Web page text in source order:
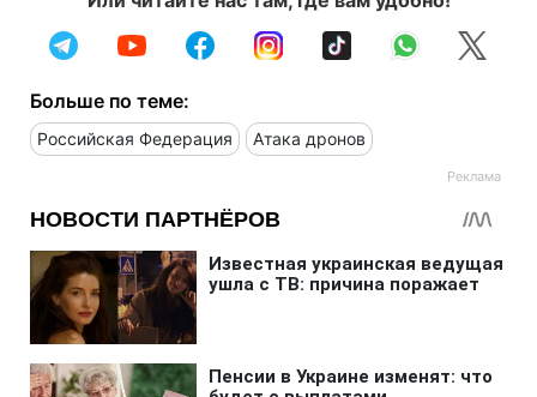
Больше по теме:
Российская Федерация Атака дронов